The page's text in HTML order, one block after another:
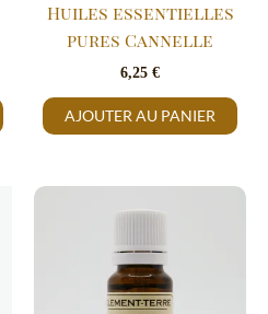
Huiles essentielles
pures Cannelle
6,25 €
AJOUTER AU PANIER